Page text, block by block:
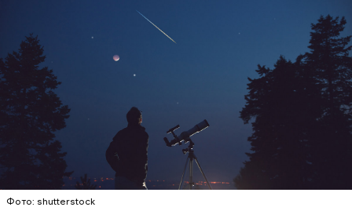
Фото: shutterstock
День собирания звезд учрежден в честь
метеорного потока Персеиды, который ежегодно
можно наблюдать в августе. Все любители
смотреть на звездопад 7 августа выезжают за
город — в местность, где нет светового
загрязнения и где можно невооруженным глазом
наблюдать за падающими звездами.
ЕДА ПРАЗДНИКИ
СЛАДОСТИ